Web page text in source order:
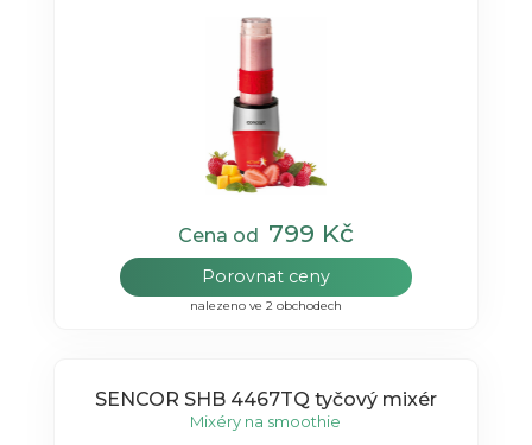
Cena od 799 Kč
Porovnat ceny
nalezeno ve 2 obchodech
SENCOR SHB 4467TQ tyčový mixér
Mixéry na smoothie